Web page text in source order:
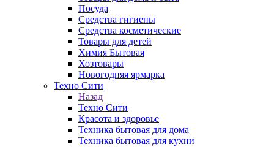
Посуда
Средства гигиены
Средства косметические
Товары для детей
Химия Бытовая
Хозтовары
Новогодняя ярмарка
Техно Сити
Назад
Техно Сити
Красота и здоровье
Техника бытовая для дома
Техника бытовая для кухни